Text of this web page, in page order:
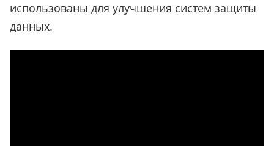
использованы для улучшения систем защиты
данных.